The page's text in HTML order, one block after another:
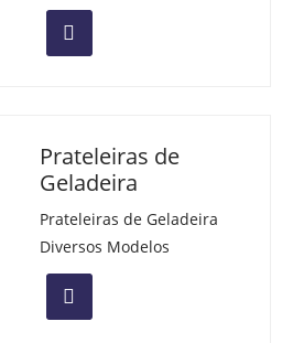
Prateleiras de
Geladeira
Prateleiras de Geladeira
Diversos Modelos